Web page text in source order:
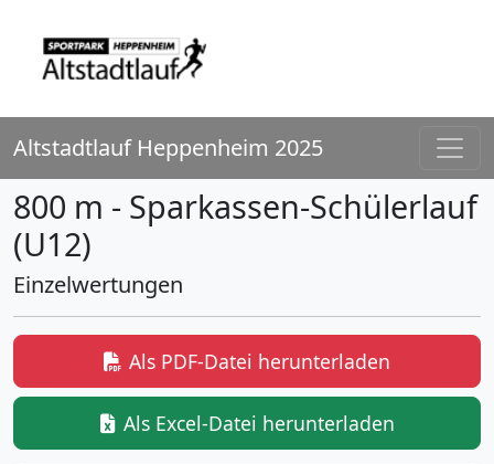
Altstadtlauf Heppenheim 2025
800 m - Sparkassen-Schülerlauf
(U12)
Einzelwertungen
Als PDF-Datei herunterladen
Als Excel-Datei herunterladen